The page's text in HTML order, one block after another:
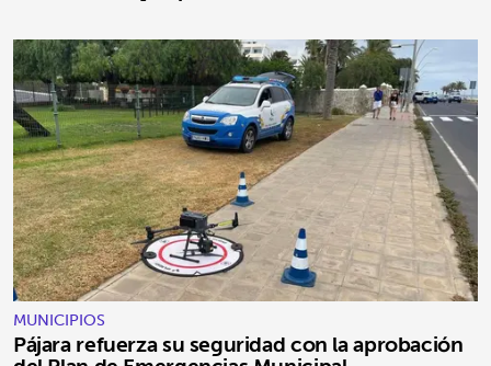
MUNICIPIOS
Pájara refuerza su seguridad con la aprobación